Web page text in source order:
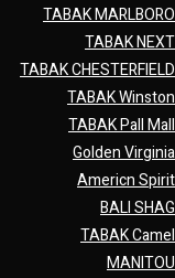
TABAK MARLBORO
TABAK NEXT
TABAK CHESTERFIELD
TABAK Winston
TABAK Pall Mall
Golden Virginia
Americn Spirit
BALI SHAG
TABAK Camel
MANITOU